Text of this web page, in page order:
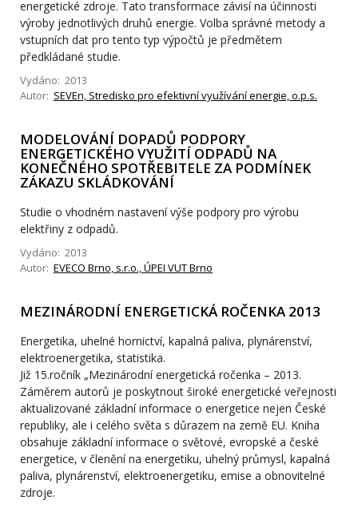
energetické zdroje. Tato transformace závisí na účinnosti
výroby jednotlivých druhů energie. Volba správné metody a
vstupních dat pro tento typ výpočtů je předmětem
předkládané studie.
Vydáno: 2013
Autor: SEVEn, Stredisko pro efektivní využívání energie, o.p.s.
MODELOVÁNÍ DOPADŮ PODPORY
ENERGETICKÉHO VYUŽITÍ ODPADŮ NA
KONEČNÉHO SPOTŘEBITELE ZA PODMÍNEK
ZÁKAZU SKLÁDKOVÁNÍ
Studie o vhodném nastavení výše podpory pro výrobu
elektřiny z odpadů.
Vydáno: 2013
Autor: EVECO Brno, s.r.o., ÚPEI VUT Brno
MEZINÁRODNÍ ENERGETICKÁ ROČENKA 2013
Energetika, uhelné hornictví, kapalná paliva, plynárenství,
elektroenergetika, statistika.
Již 15.ročník „Mezinárodní energetická ročenka – 2013.
Záměrem autorů je poskytnout široké energetické veřejnosti
aktualizované základní informace o energetice nejen České
republiky, ale i celého světa s důrazem na země EU. Kniha
obsahuje základní informace o světové, evropské a české
energetice, v členění na energetiku, uhelný průmysl, kapalná
paliva, plynárenství, elektroenergetiku, emise a obnovitelné
zdroje.